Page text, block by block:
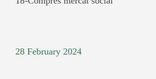
28 February 2024